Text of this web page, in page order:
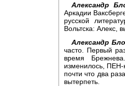
Александр
Аркадии
русской
Вольтска: Алекс,
Александр
часто. Первый
время
изменилось, ПЕН-
почти что два
вытерпеть.